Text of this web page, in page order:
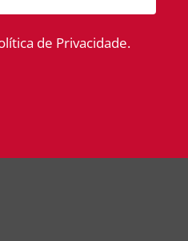
de Privacidade.